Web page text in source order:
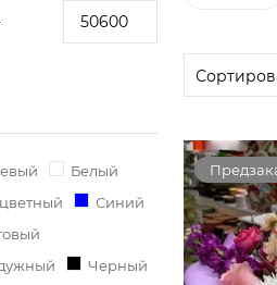
Белый
Синий
Черный